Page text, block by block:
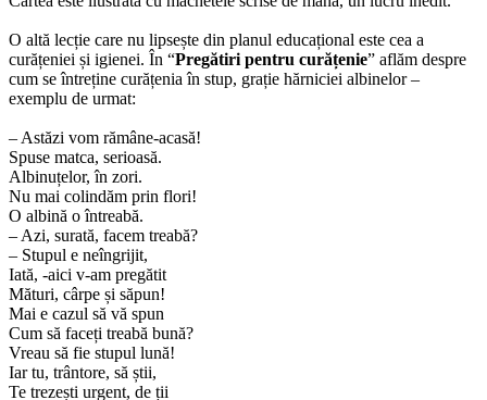
O altă lecție care nu lipsește din planul educațional este cea a
curățeniei și igienei. În “Pregătiri pentru curățenie” aflăm despre
cum se întreține curățenia în stup, grație hărniciei albinelor –
exemplu de urmat:
– Astăzi vom rămâne-acasă!
Spuse matca, serioasă.
Albinuțelor, în zori.
Nu mai colindăm prin flori!
O albină o întreabă.
– Azi, surată, facem treabă?
– Stupul e neîngrijit,
Iată, -aici v-am pregătit
Mături, cârpe și săpun!
Mai e cazul să vă spun
Cum să faceți treabă bună?
Vreau să fie stupul lună!
Iar tu, trântore, să știi,
Te trezești urgent, de ții